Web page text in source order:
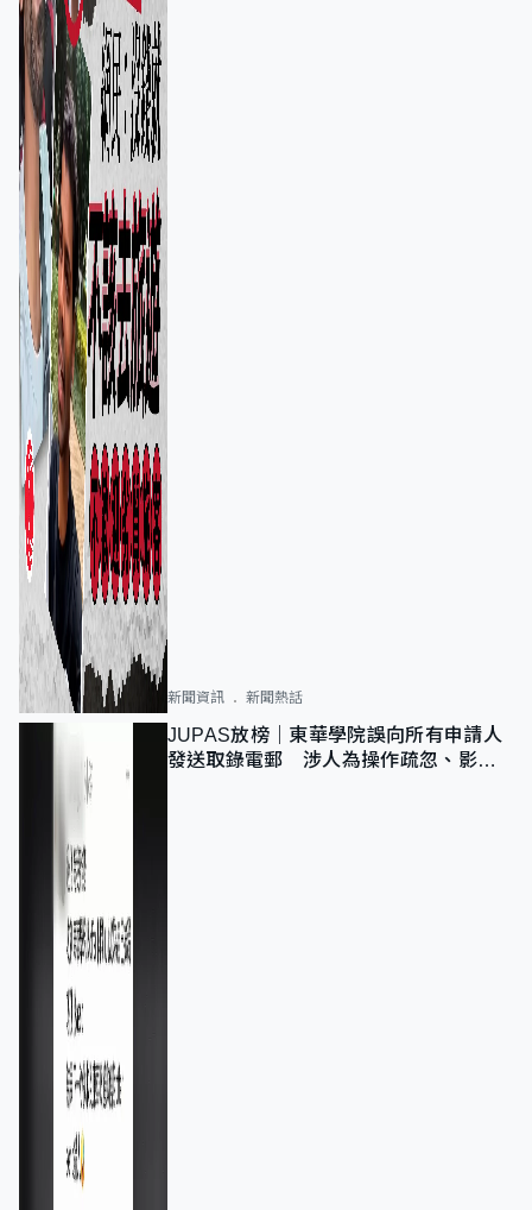
新聞資訊 新聞熱話
JUPAS放榜｜東華學院誤向所有申請人
發送取錄電郵 涉人為操作疏忽、影響